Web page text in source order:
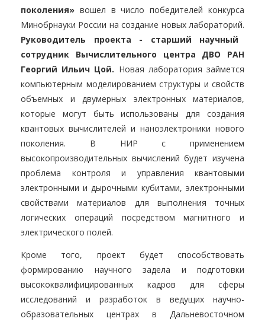
поколения» вошел в число победителей конкурса
Минобрнауки России на создание новых лабораторий.
Руководитель проекта - старший научный
сотрудник Вычислительного центра ДВО РАН
Георгий Ильич Цой. Новая лаборатория займется
компьютерным моделированием структуры и свойств
объемных и двумерных электронных материалов,
которые могут быть использованы для создания
квантовых вычислителей и наноэлектроники нового
поколения. В НИР с применением
высокопроизводительных вычислений будет изучена
проблема контроля и управления квантовыми
электронными и дырочными кубитами, электронными
свойствами материалов для выполнения точных
логических операций посредством магнитного и
электрического полей.
Кроме того, проект будет способствовать
формированию научного задела и подготовки
высококвалифицированных кадров для сферы
исследований и разработок в ведущих научно-
образовательных центрах в Дальневосточном